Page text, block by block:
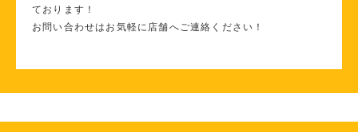
ております！
お問い合わせはお気軽に店舗へご連絡ください！